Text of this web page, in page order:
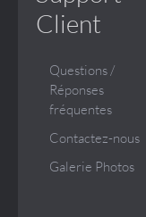
Client
Questions /
Réponses
fréquentes
Contactez-nous
Galerie Photos